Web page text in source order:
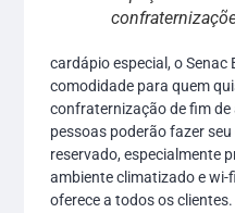
cardápio especial, o Senac
comodidade para quem
confraternização de fim de
pessoas poderão fazer
reservado, especialmente
ambiente climatizado e
oferece a todos os